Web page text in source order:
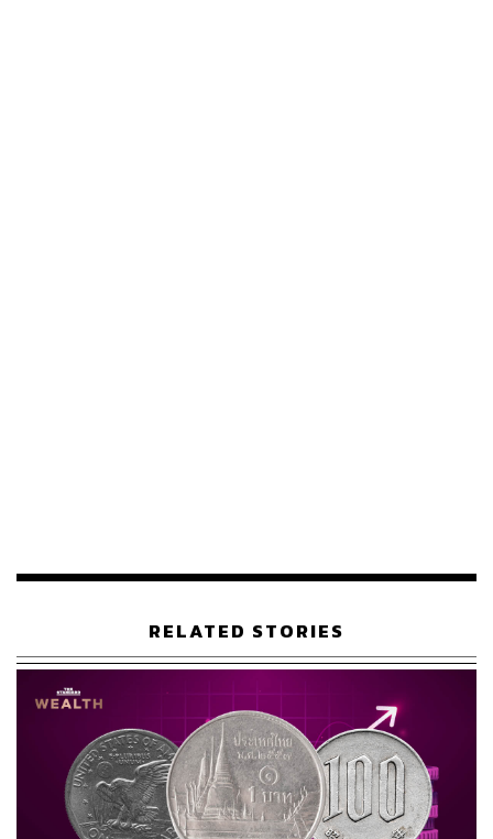
ผ่านแอปพลิเคชันต่างๆ ที่คุณสะดวกหรือใช้งานอยู่แล้วได้เลย
ธนาคารแห่งประเทศไทย ธนาคาร รณดล นุ่มนนท์
RELATED STORIES